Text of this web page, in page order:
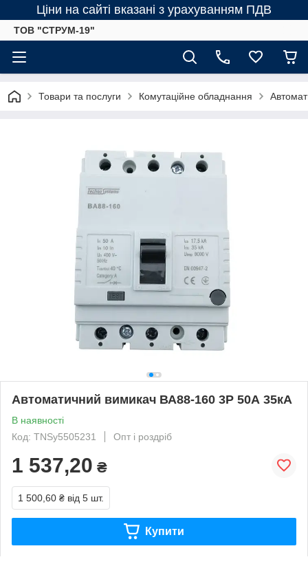
Ціни на сайті вказані з урахуванням ПДВ
ТОВ "СТРУМ-19"
Товари та послуги Комутаційне обладнання
Автоматичний вимикач ВА88-160 3Р 50А 35кА
В наявності
Код: TNSy5505231
Опт і роздріб
1 537,20 ₴
1 500,60 ₴ від 5 шт.
Купити